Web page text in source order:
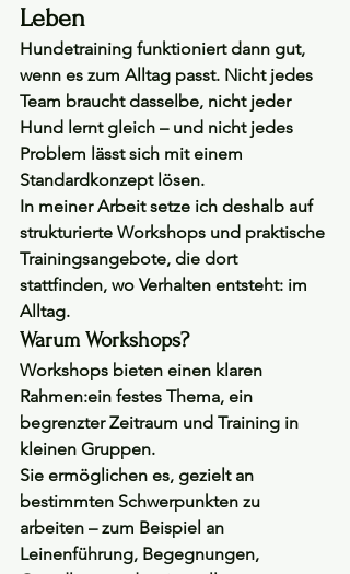
Leben
Hundetraining funktioniert dann gut,
wenn es zum Alltag passt. Nicht jedes
Team braucht dasselbe, nicht jeder
Hund lernt gleich – und nicht jedes
Problem lässt sich mit einem
Standardkonzept lösen.
In meiner Arbeit setze ich deshalb auf
strukturierte Workshops und praktische
Trainingsangebote, die dort
stattfinden, wo Verhalten entsteht: im
Alltag.
Warum Workshops?
Workshops bieten einen klaren
Rahmen:ein festes Thema, ein
begrenzter Zeitraum und Training in
kleinen Gruppen.
Sie ermöglichen es, gezielt an
bestimmten Schwerpunkten zu
arbeiten – zum Beispiel an
Leinenführung, Begegnungen,